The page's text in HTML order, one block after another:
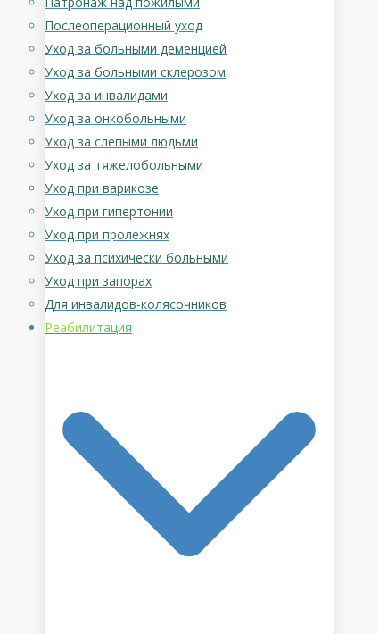
Послеоперационный уход
Уход за больными деменцией
Уход за больными склерозом
Уход за инвалидами
Уход за онкобольными
Уход за слепыми людьми
Уход за тяжелобольными
Уход при варикозе
Уход при гипертонии
Уход при пролежнях
Уход за психически больными
Уход при запорах
Для инвалидов-колясочников
Реабилитация